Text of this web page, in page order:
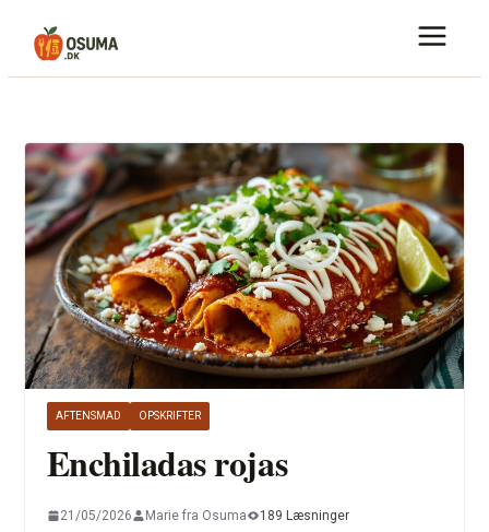
AFTENSMAD OPSKRIFTER
Enchiladas rojas
21/05/2026 Marie fra Osuma 189 Læsninger